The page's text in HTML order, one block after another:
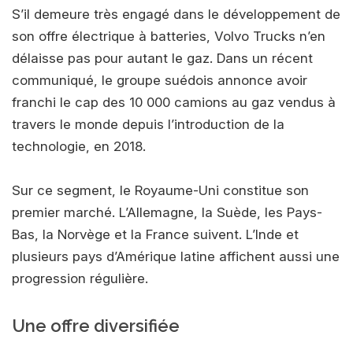
S’il demeure très engagé dans le développement de
son offre électrique à batteries, Volvo Trucks n’en
délaisse pas pour autant le gaz. Dans un récent
communiqué, le groupe suédois annonce avoir
franchi le cap des 10 000 camions au gaz vendus à
travers le monde depuis l’introduction de la
technologie, en 2018.
Sur ce segment, le Royaume-Uni constitue son
premier marché. L’Allemagne, la Suède, les Pays-
Bas, la Norvège et la France suivent. L’Inde et
plusieurs pays d’Amérique latine affichent aussi une
progression régulière.
Une offre diversifiée